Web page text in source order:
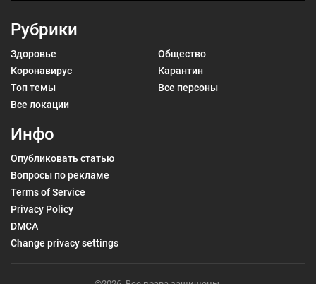
Рубрики
Здоровье
Общество
Коронавирус
Карантин
Топ темы
Все персоны
Все локации
Инфо
Опубликовать статью
Вопросы по рекламе
Terms of Service
Privacy Policy
DMCA
Change privacy settings